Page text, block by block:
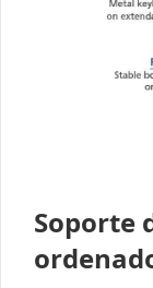
Soporte